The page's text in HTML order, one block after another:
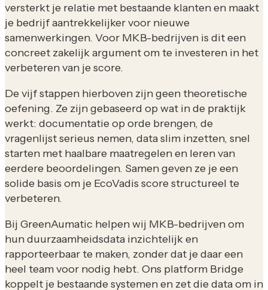
versterkt je relatie met bestaande klanten en maakt
je bedrijf aantrekkelijker voor nieuwe
samenwerkingen. Voor MKB-bedrijven is dit een
concreet zakelijk argument om te investeren in het
verbeteren van je score.
De vijf stappen hierboven zijn geen theoretische
oefening. Ze zijn gebaseerd op wat in de praktijk
werkt: documentatie op orde brengen, de
vragenlijst serieus nemen, data slim inzetten, snel
starten met haalbare maatregelen en leren van
eerdere beoordelingen. Samen geven ze je een
solide basis om je EcoVadis score structureel te
verbeteren.
Bij GreenAumatic helpen wij MKB-bedrijven om
hun duurzaamheidsdata inzichtelijk en
rapporteerbaar te maken, zonder dat je daar een
heel team voor nodig hebt. Ons platform Bridge
koppelt je bestaande systemen en zet die data om in